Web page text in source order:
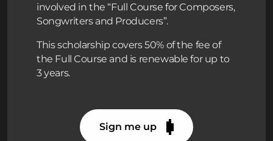
involved in the “Full Course for Composers,
Songwriters and Producers”.
This scholarship covers 50% of the fee of
the Full Course and is renewable for up to
3 years.
Sign me up